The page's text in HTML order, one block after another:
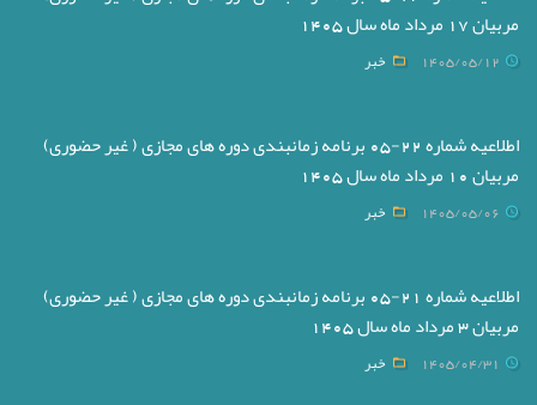
مربیان 17 مرداد ماه سال 1405
1405/05/12 خبر
اطلاعیه شماره 22-05 برنامه زمانبندی دوره های مجازی ( غیر حضوری)
مربیان 10 مرداد ماه سال 1405
1405/05/06 خبر
اطلاعیه شماره 21-05 برنامه زمانبندی دوره های مجازی ( غیر حضوری)
مربیان 3 مرداد ماه سال 1405
1405/04/31 خبر